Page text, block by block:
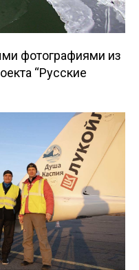
фотографиями из
“Русские